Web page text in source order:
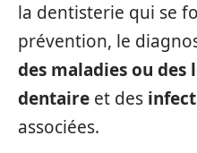
la dentisterie qui se
prévention, le
des maladies ou des
dentaire et des
associées.